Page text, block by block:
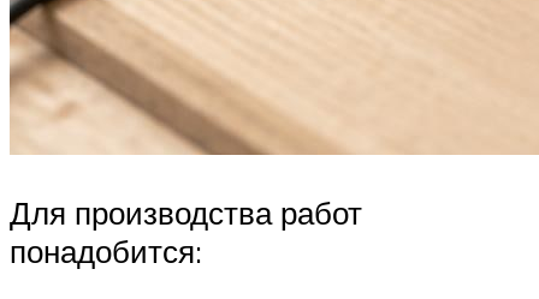
Для производства работ
понадобится: